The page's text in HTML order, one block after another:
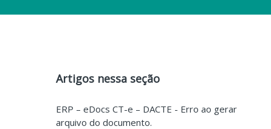
Artigos nessa seção
ERP – eDocs CT-e – DACTE - Erro ao gerar
arquivo do documento.